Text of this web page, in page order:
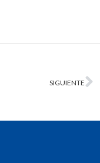
SIGUIENTE